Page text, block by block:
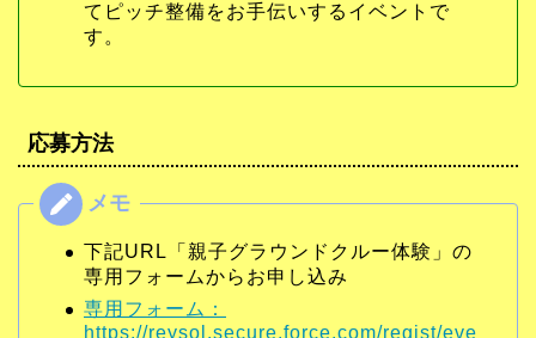
てピッチ整備をお手伝いするイベントで
す。
応募方法
下記URL「親子グラウンドクルー体験」の
専用フォームからお申し込み
専用フォーム：
https://reysol.secure.force.com/regist/eve